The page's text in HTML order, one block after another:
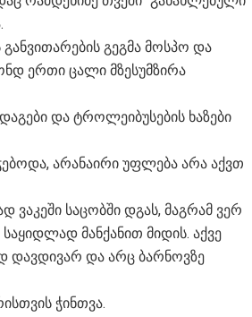
განვითარების გეგმა მოსპო და
ერთი ცალი მზესუმზირა
და ტროლეიბუსების ხაზები
არანაირი უფლება არა აქვთ
ვაკეში საცობში დგას, მაგრამ ვერ
მანქანით მიდის. აქვე
დავდივარ და არც ბარნოვზე
ჭინთვა.